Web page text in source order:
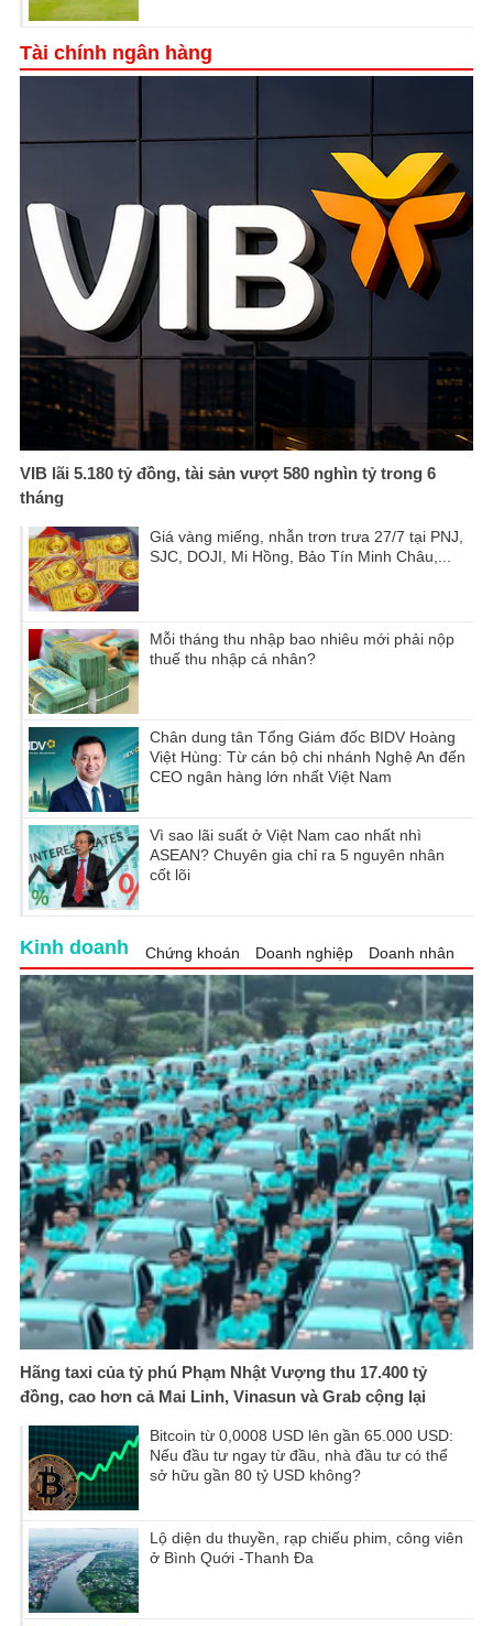
Tài chính ngân hàng
VIB lãi 5.180 tỷ đồng, tài sản vượt 580 nghìn tỷ trong 6
tháng
Giá vàng miếng, nhẫn trơn trưa 27/7 tại PNJ,
SJC, DOJI, Mi Hồng, Bảo Tín Minh Châu,...
Mỗi tháng thu nhập bao nhiêu mới phải nộp
thuế thu nhập cá nhân?
Chân dung tân Tổng Giám đốc BIDV Hoàng
Việt Hùng: Từ cán bộ chi nhánh Nghệ An đến
CEO ngân hàng lớn nhất Việt Nam
Vì sao lãi suất ở Việt Nam cao nhất nhì
ASEAN? Chuyên gia chỉ ra 5 nguyên nhân
cốt lõi
Kinh doanh Chứng khoán Doanh nghiệp Doanh nhân
Hãng taxi của tỷ phú Phạm Nhật Vượng thu 17.400 tỷ
đồng, cao hơn cả Mai Linh, Vinasun và Grab cộng lại
Bitcoin từ 0,0008 USD lên gần 65.000 USD:
Nếu đầu tư ngay từ đầu, nhà đầu tư có thể
sở hữu gần 80 tỷ USD không?
Lộ diện du thuyền, rạp chiếu phim, công viên
ở Bình Quới -Thanh Đa